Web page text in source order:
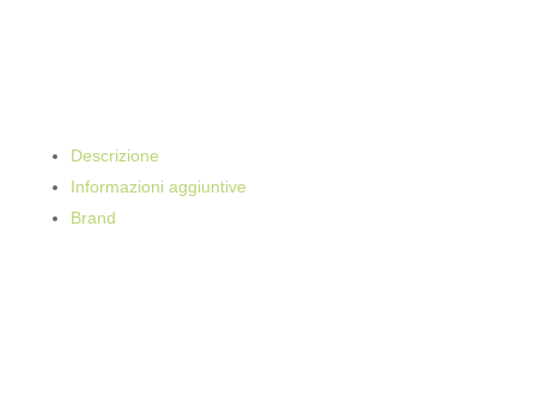
Descrizione
Informazioni aggiuntive
Brand